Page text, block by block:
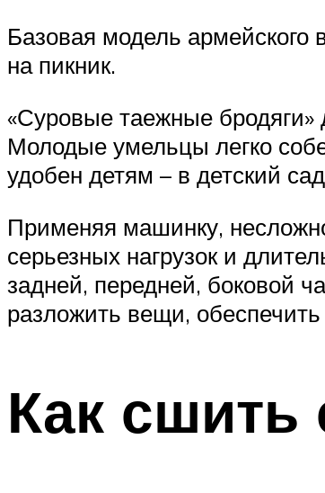
Базовая модель
на пикник.
«Суровые таежные бродяги»
Молодые умельцы легко
удобен детям – в детский
Применяя машинку,
серьезных нагрузок и
задней, передней, боковой
разложить вещи,
Как сшить